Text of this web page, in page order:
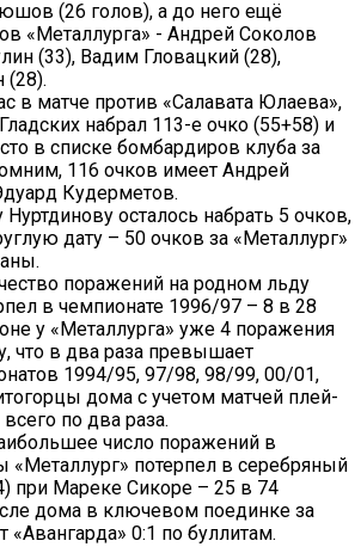
(26 голов), а до него ещё
«Металлурга» - Андрей Соколов
(33), Вадим Гловацкий (28),
(28).
в матче против «Салавата Юлаева»,
набрал 113-е очко (55+58) и
в списке бомбардиров клуба за
116 очков имеет Андрей
Кудерметов.
осталось набрать 5 очков,
дату – 50 очков за «Металлург»
поражений на родном льду
в чемпионате 1996/97 – 8 в 28
у «Металлурга» уже 4 поражения
что в два раза превышает
1994/95, 97/98, 98/99, 00/01,
дома с учетом матчей плей-
по два раза.
число поражений в
«Металлург» потерпел в серебряный
при Мареке Сикоре – 25 в 74
дома в ключевом поединке за
«Авангарда» 0:1 по буллитам.